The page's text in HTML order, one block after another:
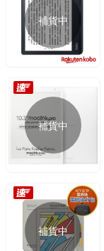
補貨中
補貨中
補貨中